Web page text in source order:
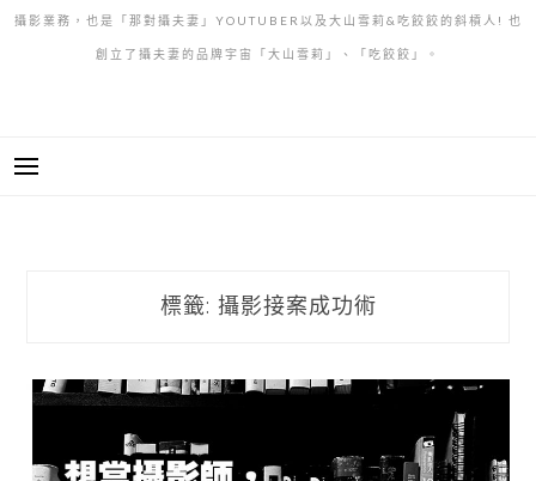
攝影業務，也是「那對攝夫妻」YOUTUBER以及大山雪莉&吃餃餃的斜槓人! 也
創立了攝夫妻的品牌宇宙「大山雪莉」、「吃餃餃」。
標籤: 攝影接案成功術